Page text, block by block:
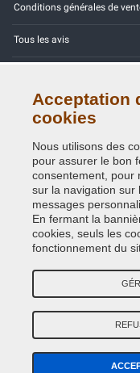
Conditions générales de
Tous les avis
Contactez-nous
Politique de confidentialité -
Copyright ©
Suivez
Acceptation
cookies
Nous utilisons des
pour assurer le bon
consentement, pour
sur la navigation sur
messages
En fermant la
cookies, seuls les
fonctionnement du